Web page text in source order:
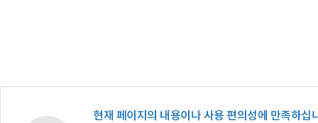
현재 페이지의 내용이나 사용 편의성에 만족하십